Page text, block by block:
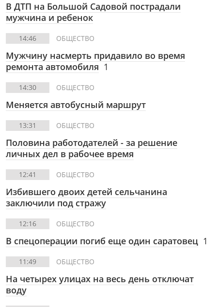
В ДТП на Большой Садовой пострадали
мужчина и ребенок
14:46 ОБЩЕСТВО
Мужчину насмерть придавило во время
ремонта автомобиля 1
14:30 ОБЩЕСТВО
Меняется автобусный маршрут
13:31 ОБЩЕСТВО
Половина работодателей - за решение
личных дел в рабочее время
12:41 ОБЩЕСТВО
Избившего двоих детей сельчанина
заключили под стражу
12:16 ОБЩЕСТВО
В спецоперации погиб еще один саратовец 1
11:49 ОБЩЕСТВО
На четырех улицах на весь день отключат
воду